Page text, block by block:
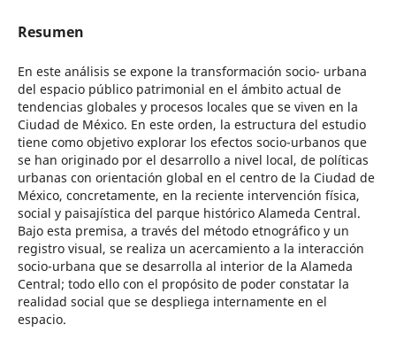
Resumen
En este análisis se expone la transformación socio- urbana
del espacio público patrimonial en el ámbito actual de
tendencias globales y procesos locales que se viven en la
Ciudad de México. En este orden, la estructura del estudio
tiene como objetivo explorar los efectos socio-urbanos que
se han originado por el desarrollo a nivel local, de políticas
urbanas con orientación global en el centro de la Ciudad de
México, concretamente, en la reciente intervención física,
social y paisajística del parque histórico Alameda Central.
Bajo esta premisa, a través del método etnográfico y un
registro visual, se realiza un acercamiento a la interacción
socio-urbana que se desarrolla al interior de la Alameda
Central; todo ello con el propósito de poder constatar la
realidad social que se despliega internamente en el
espacio.